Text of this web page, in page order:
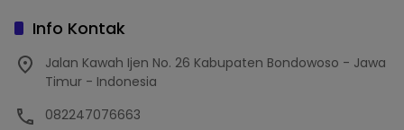
Info Kontak
Jalan Kawah Ijen No. 26 Kabupaten Bondowoso - Jawa
Timur - Indonesia
082247076663